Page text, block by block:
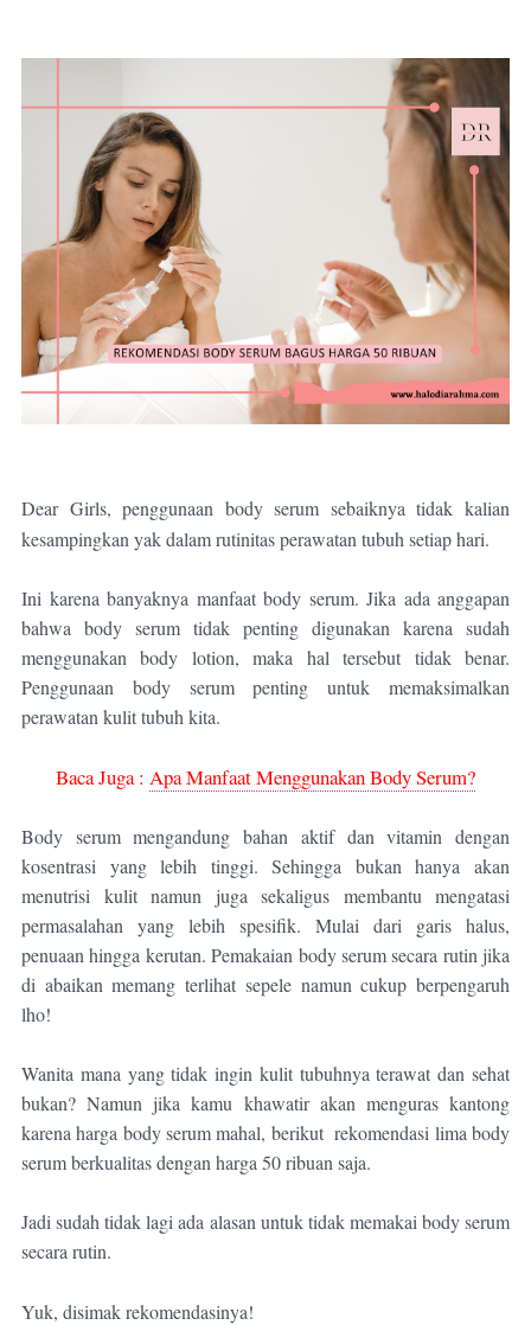
Dear Girls, penggunaan body serum sebaiknya tidak kalian
kesampingkan yak dalam rutinitas perawatan tubuh setiap hari.
Ini karena banyaknya manfaat body serum. Jika ada anggapan
bahwa body serum tidak penting digunakan karena sudah
menggunakan body lotion, maka hal tersebut tidak benar.
Penggunaan body serum penting untuk memaksimalkan
perawatan kulit tubuh kita.
Baca Juga : Apa Manfaat Menggunakan Body Serum?
Body serum mengandung bahan aktif dan vitamin dengan
kosentrasi yang lebih tinggi. Sehingga bukan hanya akan
menutrisi kulit namun juga sekaligus membantu mengatasi
permasalahan yang lebih spesifik. Mulai dari garis halus,
penuaan hingga kerutan. Pemakaian body serum secara rutin jika
di abaikan memang terlihat sepele namun cukup berpengaruh
lho!
Wanita mana yang tidak ingin kulit tubuhnya terawat dan sehat
bukan? Namun jika kamu khawatir akan menguras kantong
karena harga body serum mahal, berikut rekomendasi lima body
serum berkualitas dengan harga 50 ribuan saja.
Jadi sudah tidak lagi ada alasan untuk tidak memakai body serum
secara rutin.
Yuk, disimak rekomendasinya!